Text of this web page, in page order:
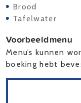
Brood
Tafelwater
Voorbeeldmenu
Menu’s kunnen
boeking hebt